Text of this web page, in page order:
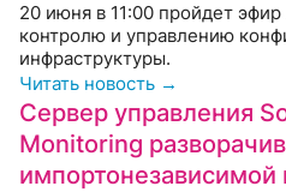
20 июня в 11:00 пройдет
контролю и управлению
инфраструктуры.
Читать новость →
Сервер управления
Monitoring
импортонезависимой